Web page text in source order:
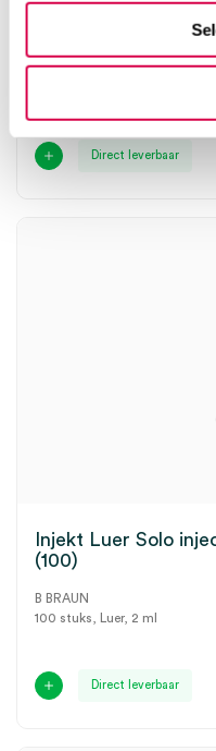
Eco-line servobox
SERVOPRAX
5 stuks, 500 ml, eco, met
Direct leverbaar
Injekt Luer Solo
(100)
B BRAUN
100 stuks, Luer, 2 ml
Direct leverbaar